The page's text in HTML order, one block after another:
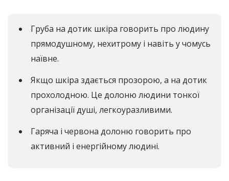
Груба на дотик шкіра говорить про людину
прямодушному, нехитрому і навіть у чомусь
наївне.
Якщо шкіра здається прозорою, а на дотик
прохолодною. Це долоню людини тонкої
організації душі, легкоуразливими.
Гаряча і червона долоню говорить про
активний і енергійному людині.